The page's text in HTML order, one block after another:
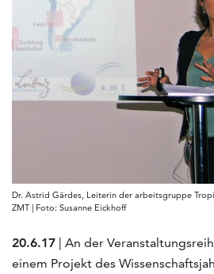
Dr. Astrid Gärdes, Leiterin der arbeitsgruppe
ZMT | Foto: Susanne Eickhoff
20.6.17 | An der
einem Projekt des